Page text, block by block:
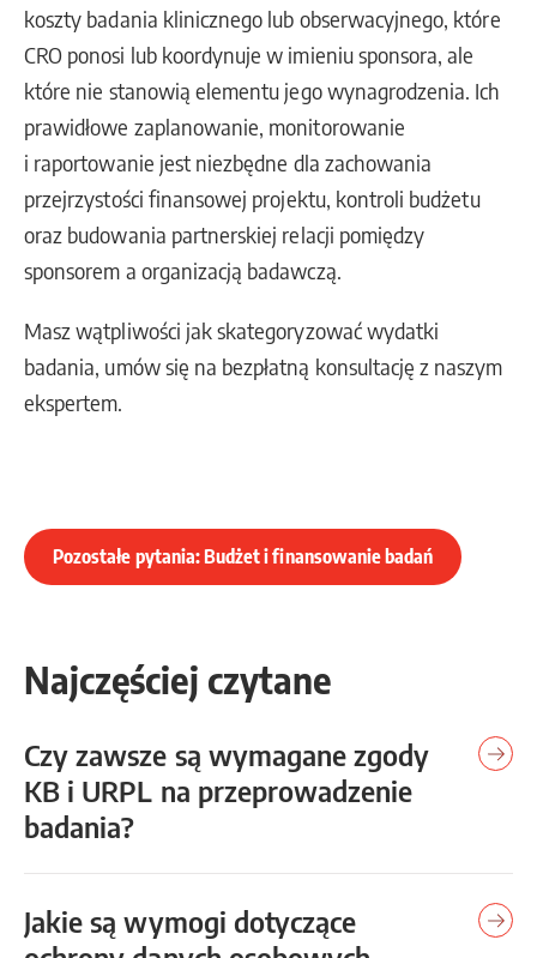
koszty badania klinicznego lub obserwacyjnego, które
CRO ponosi lub koordynuje w imieniu sponsora, ale
które nie stanowią elementu jego wynagrodzenia. Ich
prawidłowe zaplanowanie, monitorowanie
i raportowanie jest niezbędne dla zachowania
przejrzystości finansowej projektu, kontroli budżetu
oraz budowania partnerskiej relacji pomiędzy
sponsorem a organizacją badawczą.
Masz wątpliwości jak skategoryzować wydatki
badania, umów się na bezpłatną konsultację z naszym
ekspertem.
Pozostałe pytania: Budżet i finansowanie badań
Najczęściej czytane
Czy zawsze są wymagane zgody
KB i URPL na przeprowadzenie
badania?
Jakie są wymogi dotyczące